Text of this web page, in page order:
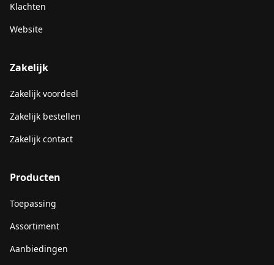
Klachten
Website
Zakelijk
Zakelijk voordeel
Zakelijk bestellen
Zakelijk contact
Producten
Toepassing
Assortiment
Aanbiedingen